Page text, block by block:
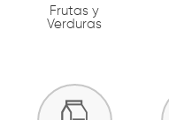
Frutas y
Verduras